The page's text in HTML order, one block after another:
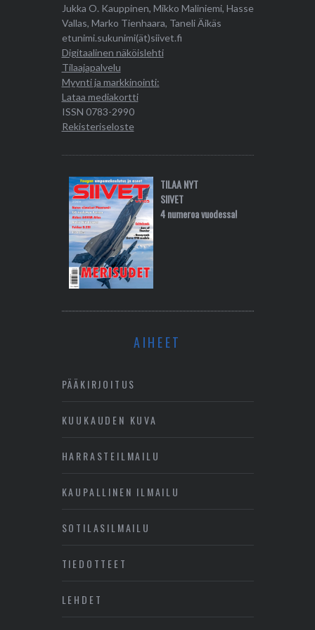
Jukka O. Kauppinen, Mikko Maliniemi, Hasse
Vallas, Marko Tienhaara, Taneli Äikäs
etunimi.sukunimi(ät)siivet.fi
Digitaalinen näköislehti
Tilaajapalvelu
Myynti ja markkinointi:
Lataa mediakortti
ISSN 0783-2990
Rekisteriseloste
TILAA NYT
SIIVET
4 numeroa vuodessa!
AIHEET
PÄÄKIRJOITUS
KUUKAUDEN KUVA
HARRASTEILMAILU
KAUPALLINEN ILMAILU
SOTILASILMAILU
TIEDOTTEET
LEHDET